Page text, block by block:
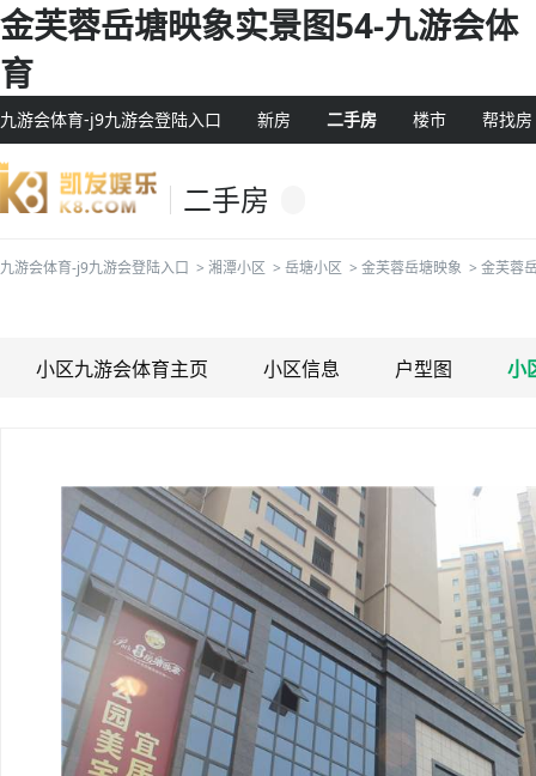
金芙蓉岳塘映象实景图54-九游会体
育
九游会体育-j9九游会登陆入口 新房 二手房 楼市 帮找房
二手房
九游会体育-j9九游会登陆入口 > 湘潭小区 > 岳塘小区 > 金芙蓉岳塘映象 > 金芙蓉
小区九游会体育主页 小区信息 户型图 小